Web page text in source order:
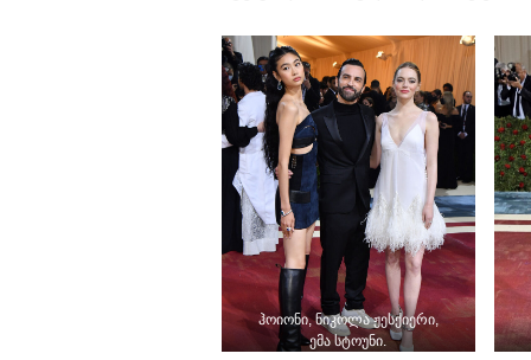
ჰოიონი, ნიკოლა ჟესქიერი,
ემა სტოუნი.